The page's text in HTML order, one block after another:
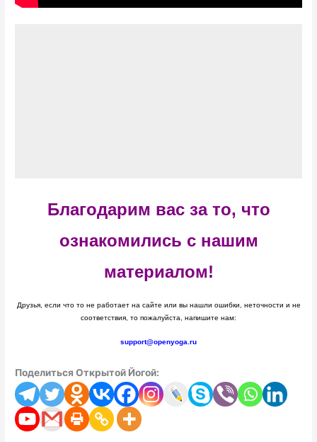
Благодарим вас за то, что
ознакомились с нашим
материалом!
Друзья, если что то не работает на сайте или вы нашли ошибки, неточности и не
соответствия, то пожалуйста, напишите нам:
support@openyoga.ru
Поделиться Открытой Йогой: